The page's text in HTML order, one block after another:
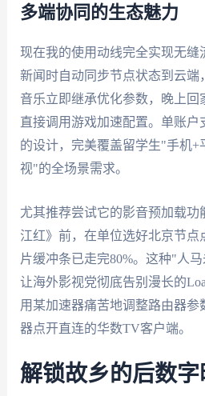
多端协同的生态魅力
现在我的使用动线完全实现无缝
新闻时自动同步节点状态到云端
音乐立即继承优化参数，晚上回
直接调用游戏加速配置。单账户
的设计，完美覆盖留学生"手机+
视"的全场景需求。
尤其推荐尝试它的影音预加载功
江红》前，在单位选好北京节点
片缓冲条已走完80%。这种"人
让海外影视党彻底告别漫长的
用某加速器痛苦地调整路由器参
器点开直连的华数TV客户端。
解锁故乡的后数字